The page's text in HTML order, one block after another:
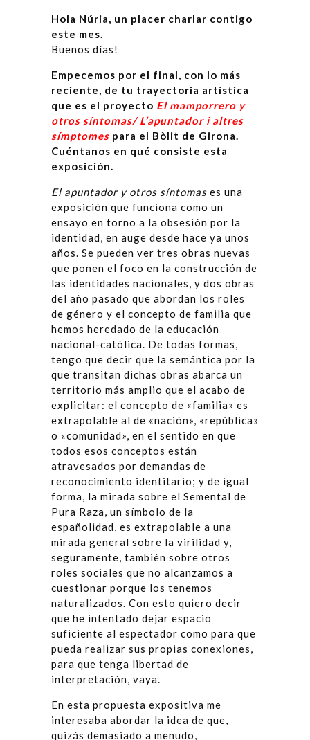
Hola Núria, un placer charlar contigo
este mes.
Buenos días!
Empecemos por el final, con lo más
reciente, de tu trayectoria artística
que es el proyecto El mamporrero y
otros síntomas/ L’apuntador i altres
símptomes para el Bòlit de Girona.
Cuéntanos en qué consiste esta
exposición.
El apuntador y otros síntomas es una
exposición que funciona como un
ensayo en torno a la obsesión por la
identidad, en auge desde hace ya unos
años. Se pueden ver tres obras nuevas
que ponen el foco en la construcción de
las identidades nacionales, y dos obras
del año pasado que abordan los roles
de género y el concepto de familia que
hemos heredado de la educación
nacional-católica. De todas formas,
tengo que decir que la semántica por la
que transitan dichas obras abarca un
territorio más amplio que el acabo de
explicitar: el concepto de «familia» es
extrapolable al de «nación», «república»
o «comunidad», en el sentido en que
todos esos conceptos están
atravesados por demandas de
reconocimiento identitario; y de igual
forma, la mirada sobre el Semental de
Pura Raza, un símbolo de la
españolidad, es extrapolable a una
mirada general sobre la virilidad y,
seguramente, también sobre otros
roles sociales que no alcanzamos a
cuestionar porque los tenemos
naturalizados. Con esto quiero decir
que he intentado dejar espacio
suficiente al espectador como para que
pueda realizar sus propias conexiones,
para que tenga libertad de
interpretación, vaya.
En esta propuesta expositiva me
interesaba abordar la idea de que,
quizás demasiado a menudo,